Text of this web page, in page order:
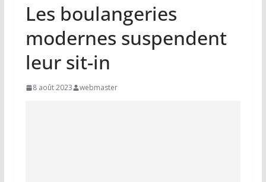
Les boulangeries
modernes suspendent
leur sit-in
8 août 2023 webmaster